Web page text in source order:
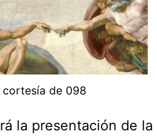
cortesía de 098
la presentación de la